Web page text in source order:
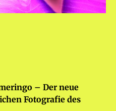
– Der neue
Fotografie des